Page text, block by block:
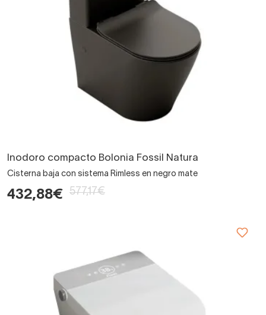
Inodoro compacto Bolonia Fossil Natura
Cisterna baja con sistema Rimless en negro mate
432,88€ 577,17€